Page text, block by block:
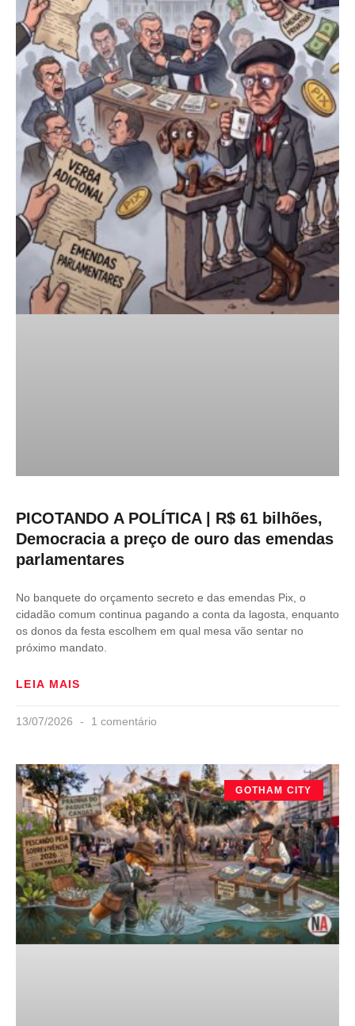
PICOTANDO A POLÍTICA | R$ 61 bilhões,
Democracia a preço de ouro das emendas
parlamentares
No banquete do orçamento secreto e das emendas Pix, o
cidadão comum continua pagando a conta da lagosta, enquanto
os donos da festa escolhem em qual mesa vão sentar no
próximo mandato.
LEIA MAIS
13/07/2026 1 comentário
GOTHAM CITY